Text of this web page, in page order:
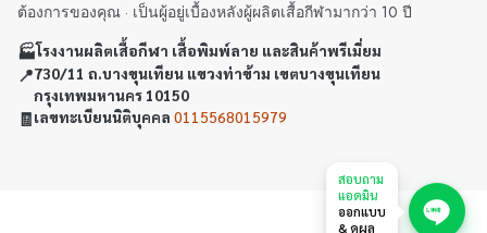
ต้องการของคุณ · เป็นผู้อยู่เบื้องหลังผู้ผลิตเสื้อกีฬามากว่า 10 ปี
🏭โรงงานผลิตเสื้อกีฬา เสื้อพิมพ์ลาย และสินค้าพรีเมี่ยม
📍730/11 ถ.บางขุนเทียน แขวงท่าข้าม เขตบางขุนเทียน
กรุงเทพมหานคร 10150
🧾เลขทะเบียนนิติบุคคล 0115568015979
สอบถาม
แอดมิน
ออกแบบ
& ดูผล